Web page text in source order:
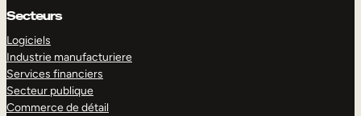
Secteurs
Logiciels
Industrie manufacturiere
Services financiers
Secteur publique
Commerce de détail